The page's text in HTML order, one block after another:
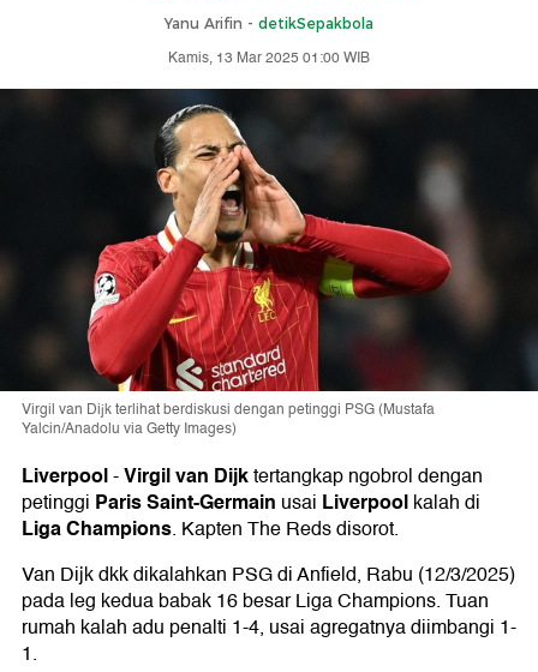
Yanu Arifin - detikSepakbola
Kamis, 13 Mar 2025 01:00 WIB
Virgil van Dijk terlihat berdiskusi dengan petinggi PSG (Mustafa
Yalcin/Anadolu via Getty Images)
Liverpool-Virgil van Dijktertangkap ngobrol dengan
petinggi Paris Saint-Germain usai Liverpoolkalah di
Liga Champions. Kapten The Reds disorot.
Van Dijk dkk dikalahkan PSG di Anfield, Rabu (12/3/2025)
pada leg kedua babak 16 besar Liga Champions. Tuan
rumah kalah adu penalti 1-4, usai agregatnya diimbangi 1-
1.